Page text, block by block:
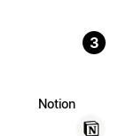
3
Notion